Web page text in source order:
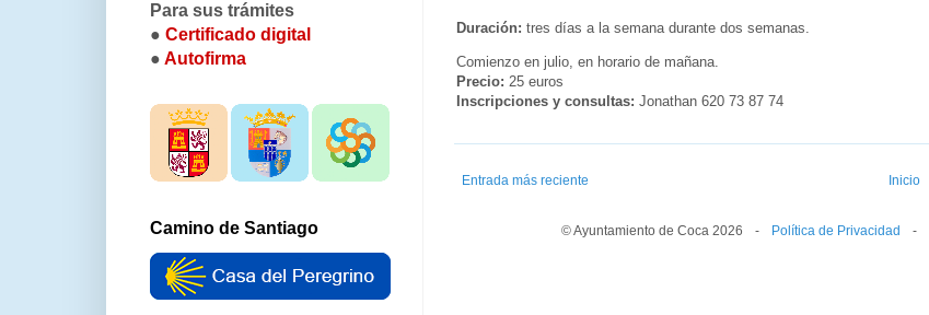
Duración: tres días a la semana durante dos semanas.
Comienzo en julio, en horario de mañana.
Precio: 25 euros
Inscripciones y consultas: Jonathan 620 73 87 74
Entrada más reciente Inicio
© Ayuntamiento de Coca 2026 --- Política de Privacidad ---
Para sus trámites
● Certificado digital
● Autofirma
Camino de Santiago